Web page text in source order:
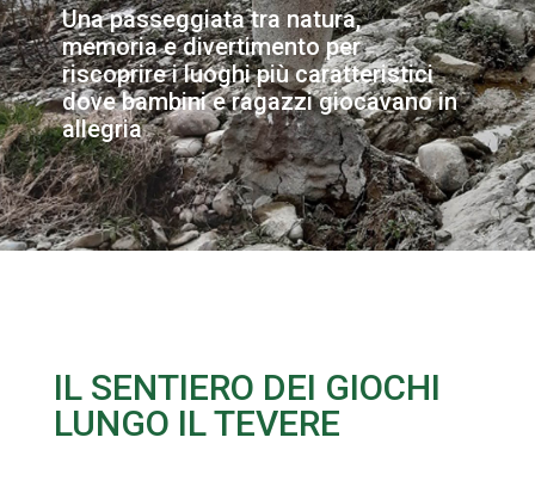
Una passeggiata tra natura,
memoria e divertimento per
riscoprire i luoghi più caratteristici
dove bambini e ragazzi giocavano in
allegria
IL SENTIERO DEI GIOCHI
LUNGO IL TEVERE